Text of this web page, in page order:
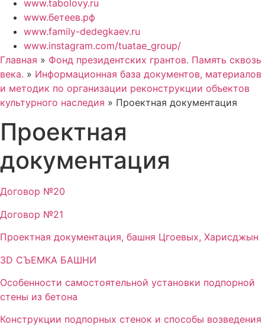
www.tabolovy.ru
www.бетеев.рф
www.family-dedegkaev.ru
www.instagram.com/tuatae_group/
Главная » Фонд президентских грантов. Память сквозь
века. » Информационная база документов, материалов
и методик по организации реконструкции объектов
культурного наследия » Проектная документация
Проектная
документация
Договор №20
Договор №21
Проектная документация, башня Цгоевых, Харисджын
3D СЪЕМКА БАШНИ
Особенности самостоятельной установки подпорной
стены из бетона
Конструкции подпорных стенок и способы возведения